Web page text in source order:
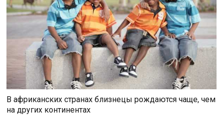
В африканских странах близнецы рождаются чаще, чем
на других континентах